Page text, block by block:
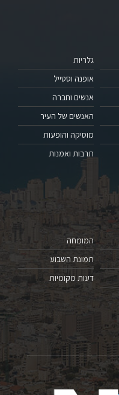
גלריות
אופנה וסטייל
אנשים וחברה
האנשים של העיר
מוסיקה והופעות
תרבות ואמנות
המומחה
תמונת השבוע
דעות מקומיות